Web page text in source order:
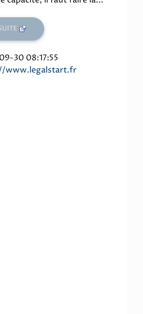
30 08:17:55
www.legalstart.fr